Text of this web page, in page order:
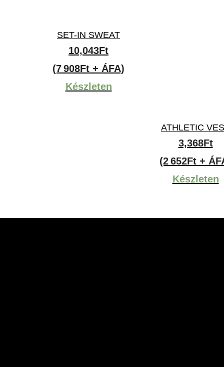
SET-IN SWEAT
10,043Ft
(7 908Ft + ÁFA)
Készleten
ATHLETIC
3,368Ft
(2 652Ft +
Készleten